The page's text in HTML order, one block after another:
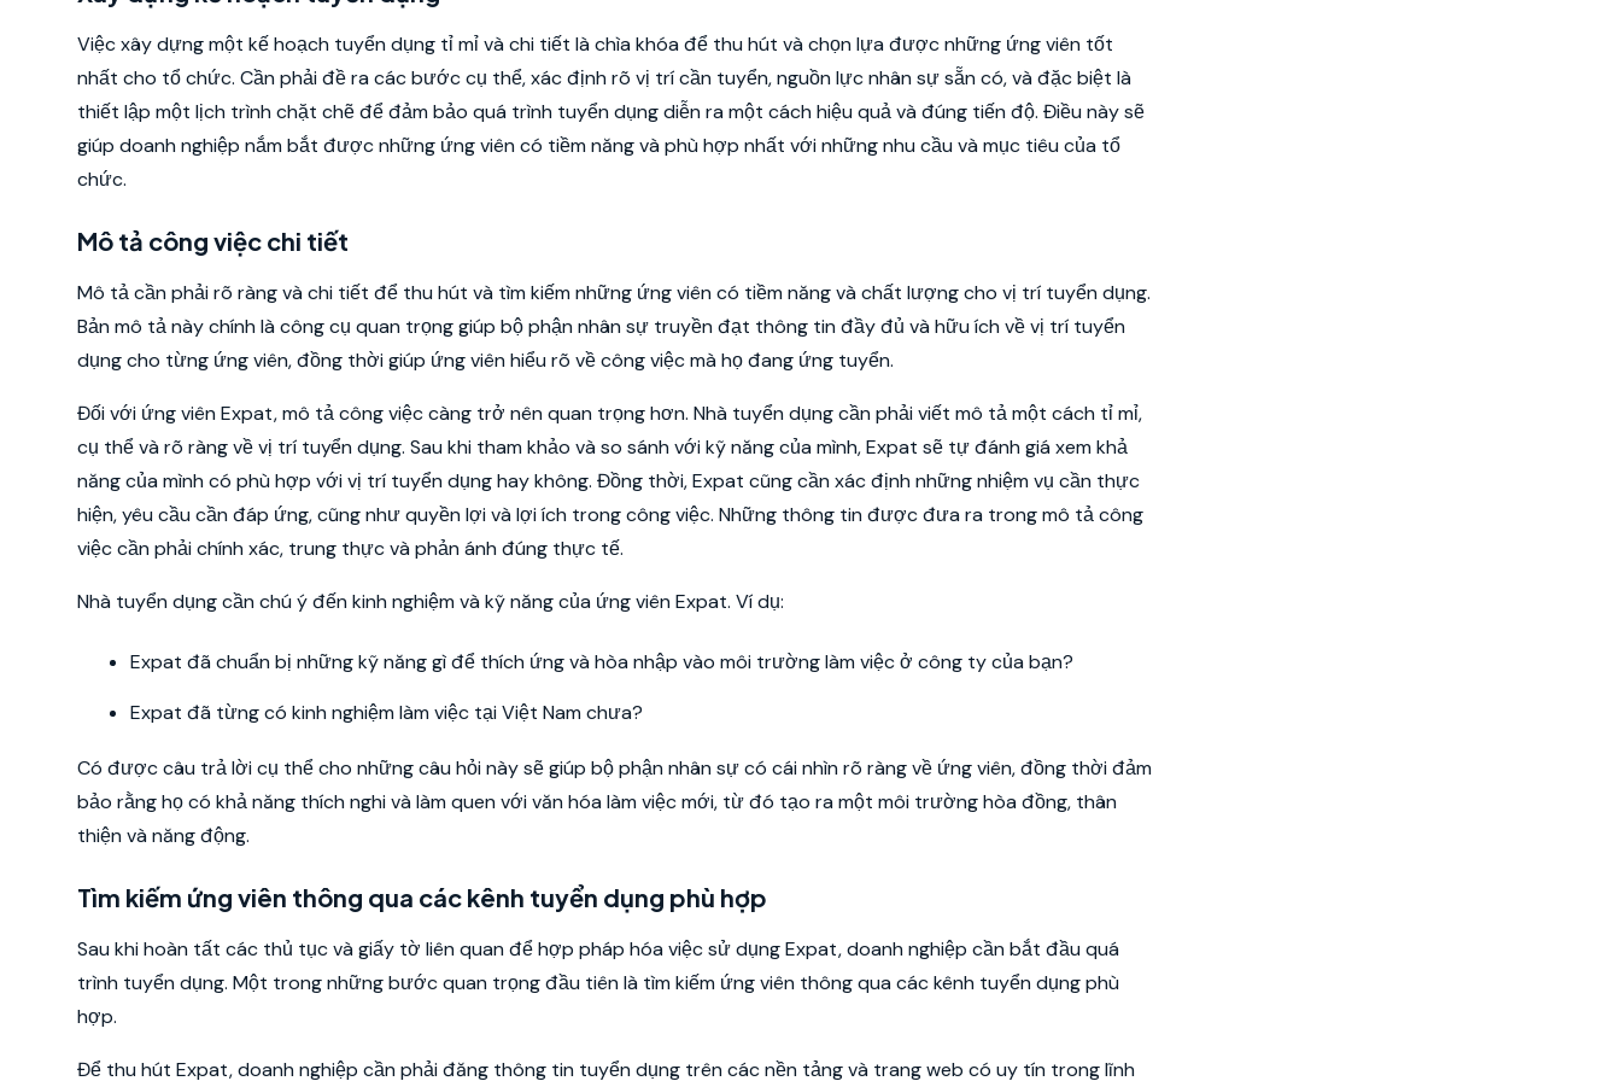
Việc xây dựng một kế hoạch tuyển dụng tỉ mỉ và chi tiết là chìa khóa để thu hút và chọn lựa được những ứng viên tốt
nhất cho tổ chức. Cần phải đề ra các bước cụ thể, xác định rõ vị trí cần tuyển, nguồn lực nhân sự sẵn có, và đặc biệt là
thiết lập một lịch trình chặt chẽ để đảm bảo quá trình tuyển dụng diễn ra một cách hiệu quả và đúng tiến độ. Điều này sẽ
giúp doanh nghiệp nắm bắt được những ứng viên có tiềm năng và phù hợp nhất với những nhu cầu và mục tiêu của tổ
chức.
Mô tả công việc chi tiết
Mô tả cần phải rõ ràng và chi tiết để thu hút và tìm kiếm những ứng viên có tiềm năng và chất lượng cho vị trí tuyển dụng.
Bản mô tả này chính là công cụ quan trọng giúp bộ phận nhân sự truyền đạt thông tin đầy đủ và hữu ích về vị trí tuyển
dụng cho từng ứng viên, đồng thời giúp ứng viên hiểu rõ về công việc mà họ đang ứng tuyển.
Đối với ứng viên Expat, mô tả công việc càng trở nên quan trọng hơn. Nhà tuyển dụng cần phải viết mô tả một cách tỉ mỉ,
cụ thể và rõ ràng về vị trí tuyển dụng. Sau khi tham khảo và so sánh với kỹ năng của mình, Expat sẽ tự đánh giá xem khả
năng của mình có phù hợp với vị trí tuyển dụng hay không. Đồng thời, Expat cũng cần xác định những nhiệm vụ cần thực
hiện, yêu cầu cần đáp ứng, cũng như quyền lợi và lợi ích trong công việc. Những thông tin được đưa ra trong mô tả công
việc cần phải chính xác, trung thực và phản ánh đúng thực tế.
Nhà tuyển dụng cần chú ý đến kinh nghiệm và kỹ năng của ứng viên Expat. Ví dụ:
Expat đã chuẩn bị những kỹ năng gì để thích ứng và hòa nhập vào môi trường làm việc ở công ty của bạn?
Expat đã từng có kinh nghiệm làm việc tại Việt Nam chưa?
Có được câu trả lời cụ thể cho những câu hỏi này sẽ giúp bộ phận nhân sự có cái nhìn rõ ràng về ứng viên, đồng thời đảm
bảo rằng họ có khả năng thích nghi và làm quen với văn hóa làm việc mới, từ đó tạo ra một môi trường hòa đồng, thân
thiện và năng động.
Tìm kiếm ứng viên thông qua các kênh tuyển dụng phù hợp
Sau khi hoàn tất các thủ tục và giấy tờ liên quan để hợp pháp hóa việc sử dụng Expat, doanh nghiệp cần bắt đầu quá
trình tuyển dụng. Một trong những bước quan trọng đầu tiên là tìm kiếm ứng viên thông qua các kênh tuyển dụng phù
hợp.
Để thu hút Expat, doanh nghiệp cần phải đăng thông tin tuyển dụng trên các nền tảng và trang web có uy tín trong lĩnh